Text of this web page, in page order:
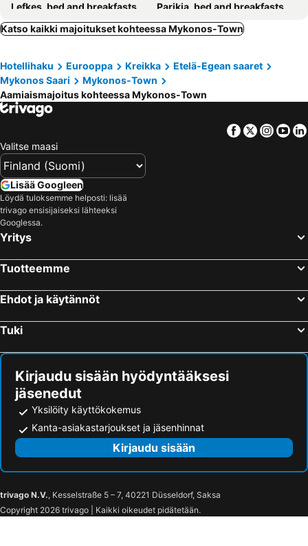
Lefkes, bed and breakfasts
Parikia, bed and breakfasts
Parasporos, bed and breakfasts
Agios Prokopios, bed and breakfasts
Livadia - Paros, bed and breakfasts
Galissas, bed and breakfasts
Ano Syros, bed and breakfasts
Vari, bed and breakfasts
Agios Romanos, bed and breakfasts
Katso kaikki majoitukset kohteessa Mykonos-Town
Hotellihaku Eurooppa Kreikka
Etelä-Egean saaret
Mykonos Saari
Mykonos-Town
Aamiaismajoitus kohteessa Mykonos-Town
Facebook
Twitter
Valitse maasi
Lisää Googleen
Löydä tuloksemme helposti: lisää
trivago ensisijaiseksi lähteeksi
Googlessa.
Yritys
Tuotteemme
Ehdot ja käytännöt
Tuki
Kirjaudu sisään hyödyntääksesi
jäsenedut
Yksilöity käyttökokemus
Kanta-asiakastarjoukset ja jäsenhinnat
Kirjaudu sisään
trivago N.V., Kesselstraße 5 – 7, 40221 Düsseldorf, Saksa
Copyright 2026 trivago | Kaikki oikeudet pidätetään.